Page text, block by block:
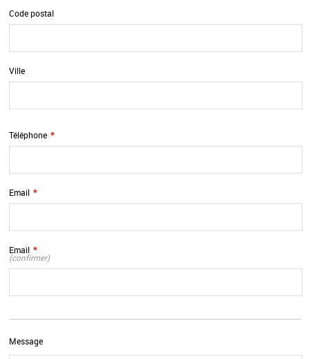
Code postal
Ville
Téléphone *
Email *
Email *
(confirmer)
Message